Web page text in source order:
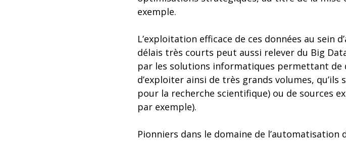
exemple.
L’exploitation efficace de ces données au sein
délais très courts peut aussi relever du Big
par les solutions informatiques permettant de
d’exploiter ainsi de très grands volumes, qu’ils
pour la recherche scientifique) ou de sources
par exemple).
Pionniers dans le domaine de